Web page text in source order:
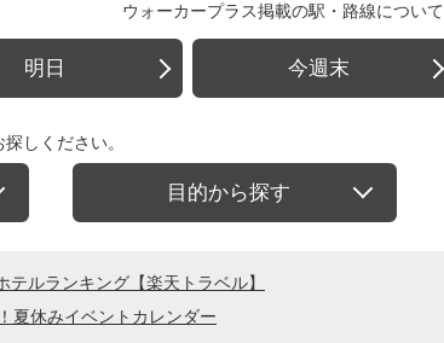
ウォーカープラス掲載の駅・路線について
明日 今週末
しください。
目的から探す
ルランキング【楽天トラベル】
夏休みイベントカレンダー